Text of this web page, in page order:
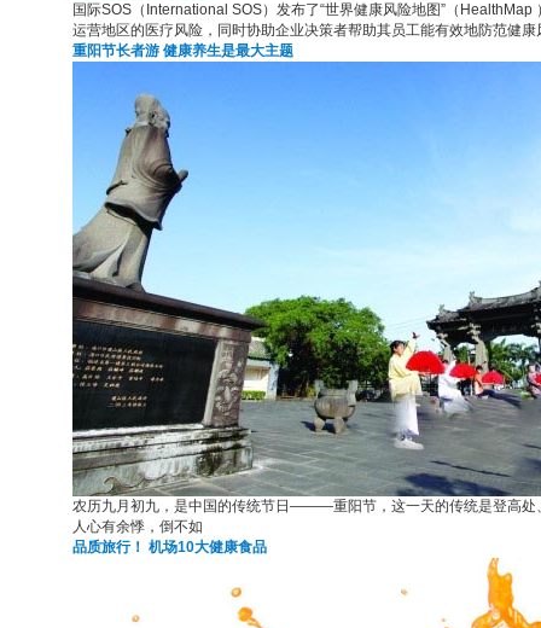
国际SOS（International SOS）发布了“世界健康风险地图”（
运营地区的医疗风险，同时协助企业决策者帮助其员工能有效地防范健康
重阳节长者游 健康养生是最大主题
农历九月初九，是中国的传统节日———重阳节，这一天的传统是登高处
人心有余悸，倒不如
品质旅行！ 机场10大健康食品